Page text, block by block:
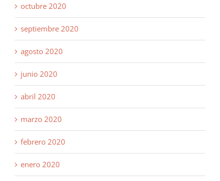
octubre 2020
septiembre 2020
agosto 2020
junio 2020
abril 2020
marzo 2020
febrero 2020
enero 2020